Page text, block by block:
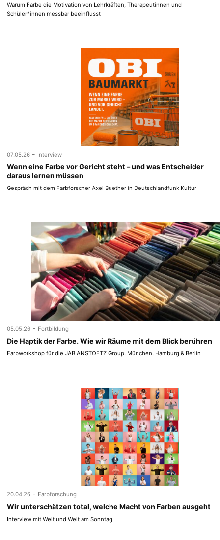
Warum Farbe die Motivation von Lehrkräften, Therapeutinnen und
Schüler*innen messbar beeinflusst
07.05.26 - Interview
Wenn eine Farbe vor Gericht steht – und was Entscheider
daraus lernen müssen
Gespräch mit dem Farbforscher Axel Buether in Deutschlandfunk Kultur
05.05.26 - Fortbildung
Die Haptik der Farbe. Wie wir Räume mit dem Blick berühren
Farbworkshop für die JAB ANSTOETZ Group, München, Hamburg & Berlin
20.04.26 - Farbforschung
Wir unterschätzen total, welche Macht von Farben ausgeht
Interview mit Welt und Welt am Sonntag